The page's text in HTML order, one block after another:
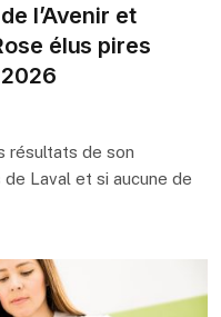
l’Avenir et
élus pires
résultats de son
Laval et si aucune de